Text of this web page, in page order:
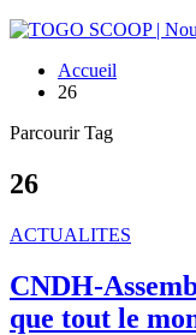
Accueil
26
Parcourir Tag
26
ACTUALITES
CNDH-
que tout le